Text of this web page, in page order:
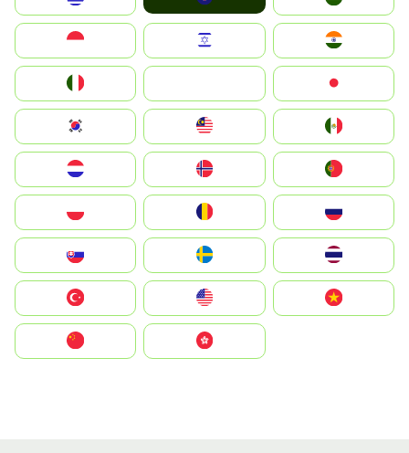
South Korea
United States
中國香港特別行政區